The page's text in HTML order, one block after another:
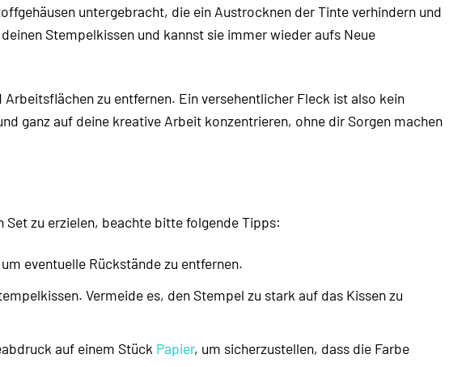
untergebracht, die ein Austrocknen der Tinte verhindern und
Stempelkissen und kannst sie immer wieder aufs Neue
zu entfernen. Ein versehentlicher Fleck ist also kein
ganz auf deine kreative Arbeit konzentrieren, ohne dir Sorgen machen
zu erzielen, beachte bitte folgende Tipps:
eventuelle Rückstände zu entfernen.
Vermeide es, den Stempel zu stark auf das Kissen zu
auf einem Stück Papier, um sicherzustellen, dass die Farbe